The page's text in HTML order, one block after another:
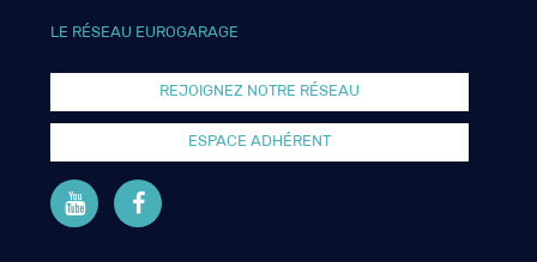
LE RÉSEAU EUROGARAGE
REJOIGNEZ NOTRE RÉSEAU
ESPACE ADHÉRENT